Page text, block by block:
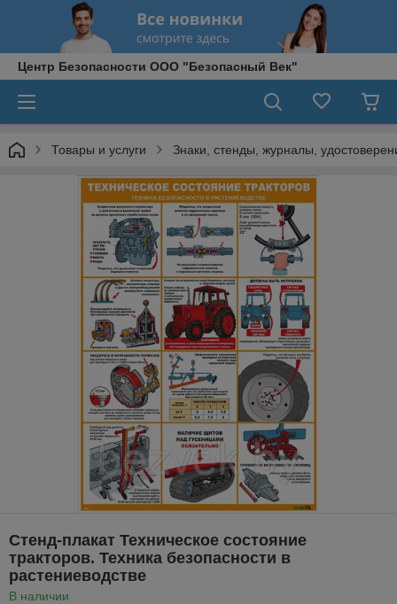
Центр Безопасности ООО "Безопасный Век"
Товары и услуги Знаки, стенды, журналы,
Стенд-плакат Техническое состояние
тракторов. Техника безопасности в
растениеводстве
В наличии